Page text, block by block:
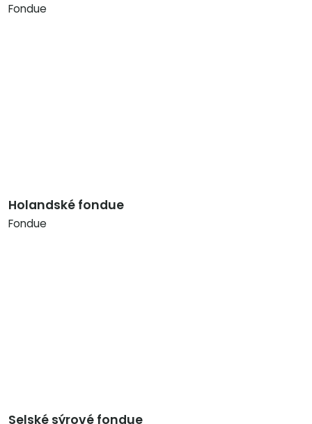
Fondue
Holandské fondue
Fondue
Selské sýrové fondue